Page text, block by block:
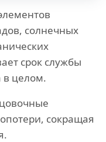
солнечных
срок службы
в целом.
сокращая